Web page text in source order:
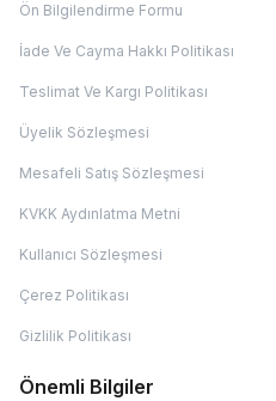
Ön Bilgilendirme Formu
İade Ve Cayma Hakkı Politikası
Teslimat Ve Kargı Politikası
Üyelik Sözleşmesi
Mesafeli Satış Sözleşmesi
KVKK Aydınlatma Metni
Kullanıcı Sözleşmesi
Çerez Politikası
Gizlilik Politikası
Önemli Bilgiler